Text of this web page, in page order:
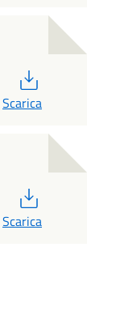
Scarica
Scarica